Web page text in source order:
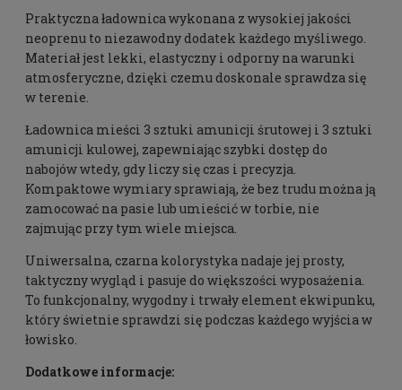
Praktyczna ładownica wykonana z wysokiej jakości
neoprenu to niezawodny dodatek każdego myśliwego.
Materiał jest lekki, elastyczny i odporny na warunki
atmosferyczne, dzięki czemu doskonale sprawdza się
w terenie.
Ładownica mieści 3 sztuki amunicji śrutowej i 3 sztuki
amunicji kulowej, zapewniając szybki dostęp do
nabojów wtedy, gdy liczy się czas i precyzja.
Kompaktowe wymiary sprawiają, że bez trudu można ją
zamocować na pasie lub umieścić w torbie, nie
zajmując przy tym wiele miejsca.
Uniwersalna, czarna kolorystyka nadaje jej prosty,
taktyczny wygląd i pasuje do większości wyposażenia.
To funkcjonalny, wygodny i trwały element ekwipunku,
który świetnie sprawdzi się podczas każdego wyjścia w
łowisko.
Dodatkowe informacje: